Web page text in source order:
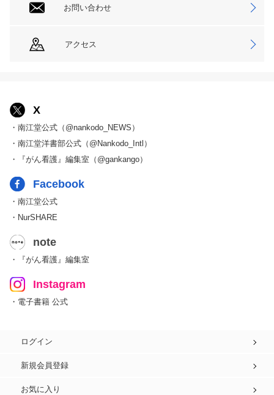
お問い合わせ
アクセス
X
・南江堂公式（@nankodo_NEWS）
・南江堂洋書部公式（@Nankodo_Intl）
・『がん看護』編集室（@gankango）
Facebook
・南江堂公式
・NurSHARE
note
・『がん看護』編集室
Instagram
・電子書籍 公式
ログイン
新規会員登録
お気に入り